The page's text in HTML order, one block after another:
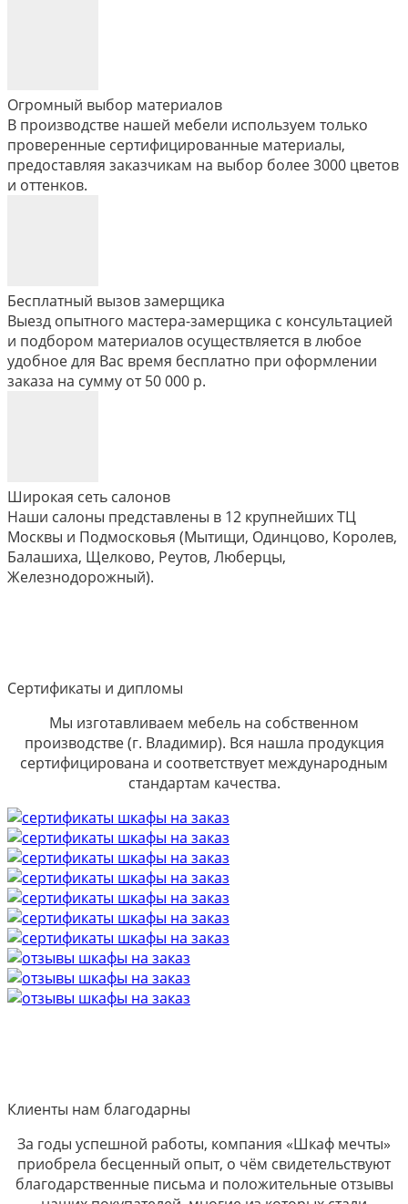
Огромный выбор материалов
В производстве нашей мебели используем только
проверенные сертифицированные материалы,
предоставляя заказчикам на выбор более 3000 цветов
и оттенков.
Бесплатный вызов замерщика
Выезд опытного мастера-замерщика с консультацией
и подбором материалов осуществляется в любое
удобное для Вас время бесплатно при оформлении
заказа на сумму от 50 000 р.
Широкая сеть салонов
Наши салоны представлены в 12 крупнейших ТЦ
Москвы и Подмосковья (Мытищи, Одинцово, Королев,
Балашиха, Щелково, Реутов, Люберцы,
Железнодорожный).
Сертификаты и дипломы
Мы изготавливаем мебель на собственном
производстве (г. Владимир). Вся нашла продукция
сертифицирована и соответствует международным
стандартам качества.
Клиенты нам благодарны
За годы успешной работы, компания «Шкаф мечты»
приобрела бесценный опыт, о чём свидетельствуют
благодарственные письма и положительные отзывы